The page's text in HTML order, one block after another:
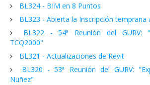
BL324 - BIM en 8 Puntos
BL323 - Abierta la Inscripción temprana
BL322 - 54ª Reunión del GURV:
TCQ2000"
BL321 - Actualizaciones de Revit
BL320 - 53ª Reunión del GURV:
Nuñez"